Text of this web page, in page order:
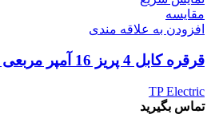
مقايسه
افزودن به علاقه مندی
قرقره کابل 4 پریز 16 آمپر مربعی TP Electric
TP Electric
تماس بگیرید